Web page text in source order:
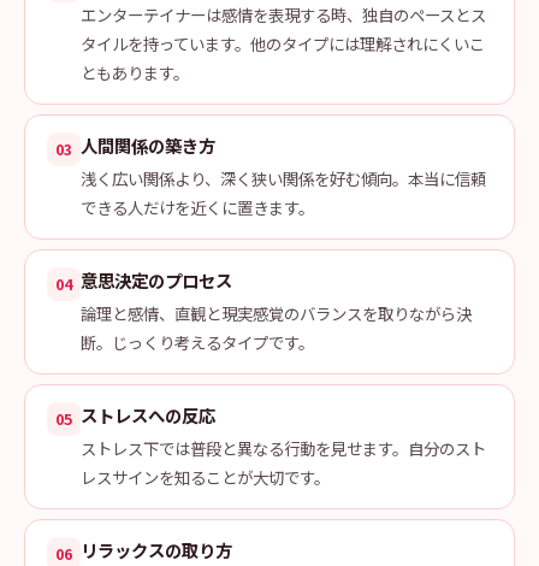
エンターテイナーは感情を表現する時、独自のペースとス
タイルを持っています。他のタイプには理解されにくいこ
ともあります。
03 人間関係の築き方
浅く広い関係より、深く狭い関係を好む傾向。本当に信頼
できる人だけを近くに置きます。
04 意思決定のプロセス
論理と感情、直観と現実感覚のバランスを取りながら決
断。じっくり考えるタイプです。
05 ストレスへの反応
ストレス下では普段と異なる行動を見せます。自分のスト
レスサインを知ることが大切です。
06 リラックスの取り方